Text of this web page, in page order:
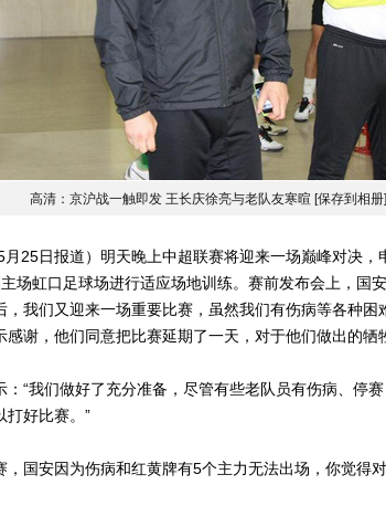
高清：京沪战一触即发 王长庆徐亮与老队友寒暄 [保存到相册]
日报道）明天晚上中超联赛将迎来一场巅峰对决，
场虹口足球场进行适应场地训练。赛前发布会上，国
，我们又迎来一场重要比赛，虽然我们有伤病等各种困
感谢，他们同意把比赛延期了一天，对于他们做出的牺
我们做好了充分准备，尽管有些老队员有伤病、停赛
打好比赛。”
安因为伤病和红黄牌有5个主力无法出场，你觉得对